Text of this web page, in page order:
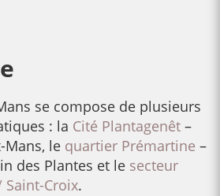
se compose de plusieurs
: la Cité Plantagenêt–
Mans, le quartier Prémartine –
des Plantes et le secteur
Croix.